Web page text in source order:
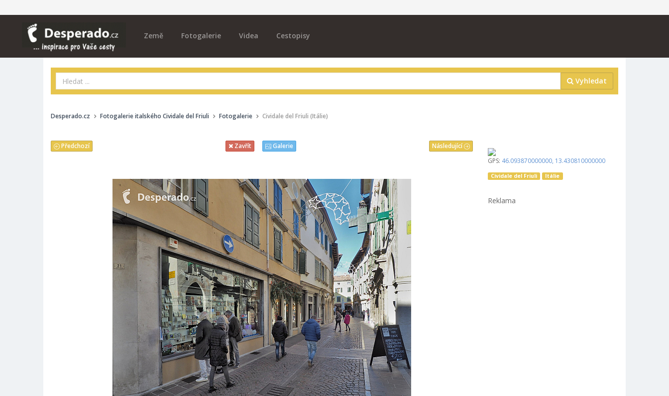
Země Fotogalerie Videa Cestopisy
Vyhledat
Desperado.cz Fotogalerie italského Cividale del Friuli Fotogalerie Cividale del Friuli (Itálie)
Následující
Předchozí Zavřít Galerie
GPS: 46.093870000000, 13.430810000000
Cividale del Friuli Itálie
Reklama